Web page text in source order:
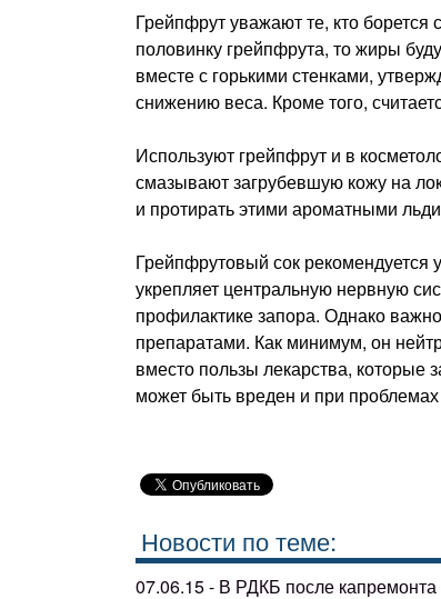
Грейпфрут уважают те, кто
половинку грейпфрута, то жиры
вместе с горькими стенками,
снижению веса. Кроме того,
Используют грейпфрут и в
смазывают загрубевшую кожу на
и протирать этими ароматными
Грейпфрутовый сок рекомендуется
укрепляет центральную нервную
профилактике запора. Однако
препаратами. Как минимум, он
вместо пользы лекарства,
может быть вреден и при
Новости по теме:
07.06.15 - В РДКБ после капремонта